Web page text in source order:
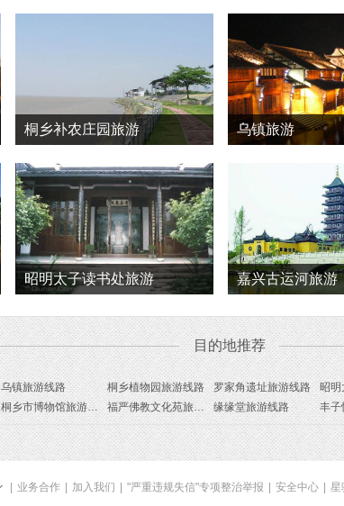
桐乡补农庄园旅游 乌镇旅游
昭明太子读书处旅游 嘉兴古运河旅游
目的地推荐
乌镇旅游线路 桐乡植物园旅游线路 罗家角遗址旅游线路
桐乡市博物馆旅游线路 福严佛教文化苑旅游线路 缘缘堂旅游线路
业务合作 加入我们 "严重违规失信"专项整治举报 安全中心 星